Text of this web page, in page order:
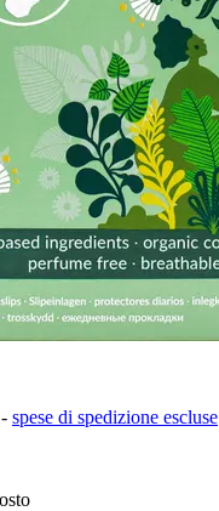
- spese di spedizione escluse